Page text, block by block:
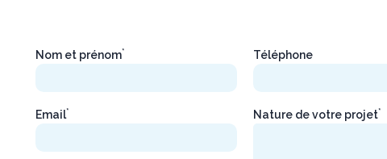
Nom et prénom*
Email*
Téléphone
Nature de votre projet*